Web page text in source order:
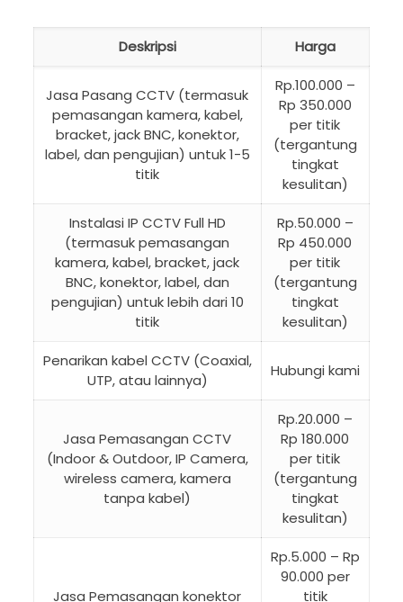
Deskripsi Harga
Jasa Pasang CCTV (termasuk
pemasangan kamera, kabel,
bracket, jack BNC, konektor,
label, dan pengujian) untuk 1-5
titik
Rp.100.000 –
Rp 350.000
per titik
(tergantung
tingkat
kesulitan)
Instalasi IP CCTV Full HD
(termasuk pemasangan
kamera, kabel, bracket, jack
BNC, konektor, label, dan
pengujian) untuk lebih dari 10
titik
Rp.50.000 –
Rp 450.000
per titik
(tergantung
tingkat
kesulitan)
Penarikan kabel CCTV (Coaxial,
UTP, atau lainnya)
Hubungi kami
Jasa Pemasangan CCTV
(Indoor & Outdoor, IP Camera,
wireless camera, kamera
tanpa kabel)
Rp.20.000 –
Rp 180.000
per titik
(tergantung
tingkat
kesulitan)
Jasa Pemasangan konektor
Rp.5.000 – Rp
90.000 per
titik